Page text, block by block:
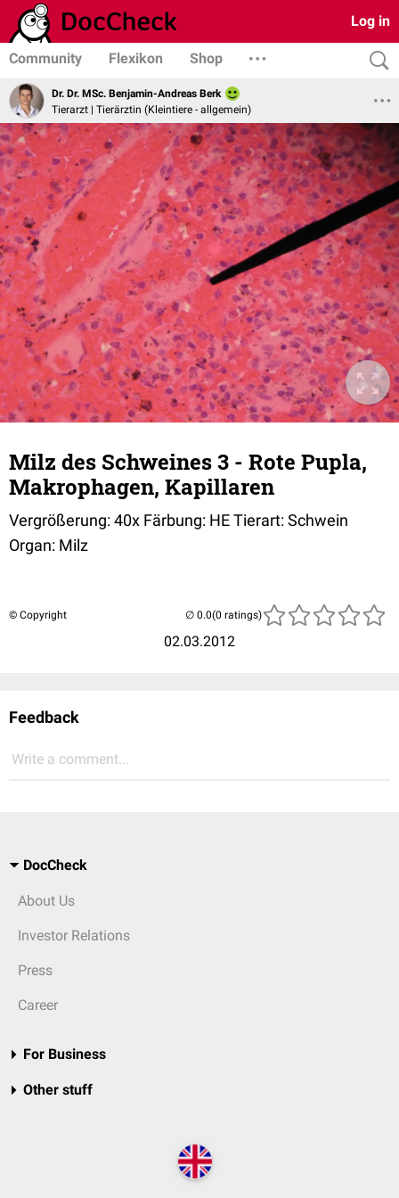
Log in
Community Flexikon Shop
Dr. Dr. MSc. Benjamin-Andreas Berk
Tierarzt | Tierärztin (Kleintiere - allgemein)
Milz des Schweines 3 - Rote Pupla,
Makrophagen, Kapillaren
Vergrößerung: 40x Färbung: HE Tierart: Schwein
Organ: Milz
© Copyright
02.03.2012
(0 ratings)
Feedback
Write a comment...
DocCheck
About Us
Investor Relations
Press
Career
For Business
Other stuff